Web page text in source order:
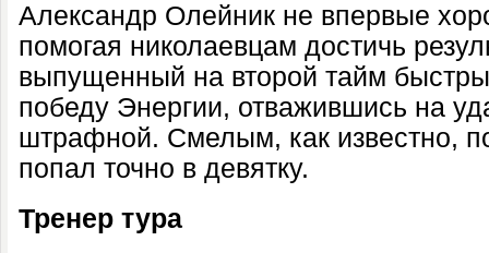
Александр Олейник не впервые
помогая николаевцам достичь
выпущенный на второй тайм
победу Энергии, отважившись на
штрафной. Смелым, как известно,
попал точно в девятку.
Тренер тура